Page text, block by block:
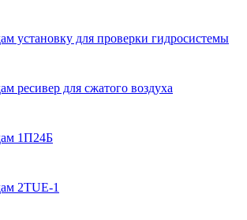
установку для проверки гидросистемы
ресивер для сжатого воздуха
1П24Б
2TUE-1